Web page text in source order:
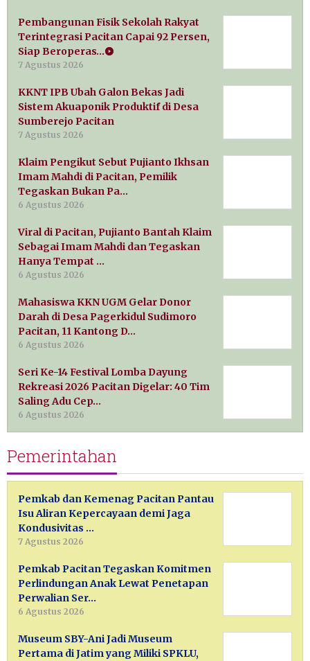
Pembangunan Fisik Sekolah Rakyat
Terintegrasi Pacitan Capai 92 Persen,
Siap Beroperas…
7 Agustus 2026
KKNT IPB Ubah Galon Bekas Jadi
Sistem Akuaponik Produktif di Desa
Sumberejo Pacitan
7 Agustus 2026
Klaim Pengikut Sebut Pujianto Ikhsan
Imam Mahdi di Pacitan, Pemilik
Tegaskan Bukan Pa…
6 Agustus 2026
Viral di Pacitan, Pujianto Bantah Klaim
Sebagai Imam Mahdi dan Tegaskan
Hanya Tempat …
6 Agustus 2026
Mahasiswa KKN UGM Gelar Donor
Darah di Desa Pagerkidul Sudimoro
Pacitan, 11 Kantong D…
6 Agustus 2026
Seri Ke-14 Festival Lomba Dayung
Rekreasi 2026 Pacitan Digelar: 40 Tim
Saling Adu Cep…
6 Agustus 2026
Pemerintahan
Pemkab dan Kemenag Pacitan Pantau
Isu Aliran Kepercayaan demi Jaga
Kondusivitas …
7 Agustus 2026
Pemkab Pacitan Tegaskan Komitmen
Perlindungan Anak Lewat Penetapan
Perwalian Ser…
6 Agustus 2026
Museum SBY-Ani Jadi Museum
Pertama di Jatim yang Miliki SPKLU,